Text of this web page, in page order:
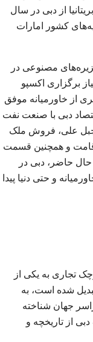
از دبی در سال
کشور امارات
جزیره‌های مصنوعی در
توانست امتیاز برگزاری اکسپو
از خاورمیانه موفق
دبی با صنعت نفت
جبل علی، فروش ملک
و همچنین قسمت
حاضر، دبی در
و حتی دنیا پیدا
تجاری به یکی از
شده است، به
جهان شناخته
از تاریخچه و